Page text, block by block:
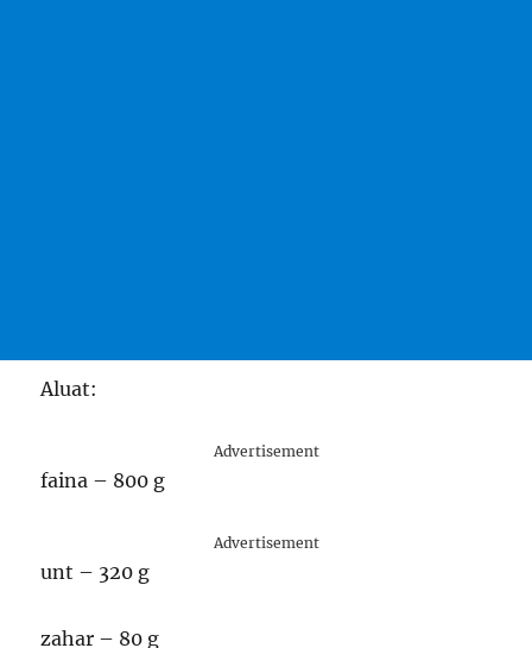
Aluat:
Advertisement
faina – 800 g
Advertisement
unt – 320 g
zahar – 80 g